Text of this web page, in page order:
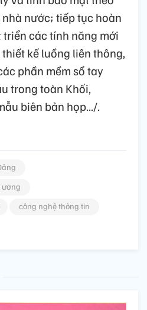
nước; tiếp tục hoàn
các tính năng mới
kế luồng liên thông,
phần mềm sổ tay
trong toàn Khối,
biên bản họp.../.
ương
công nghệ thông tin